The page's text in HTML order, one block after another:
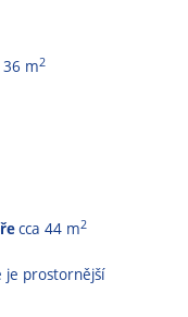
36 m2
cca 44 m2
je prostornější